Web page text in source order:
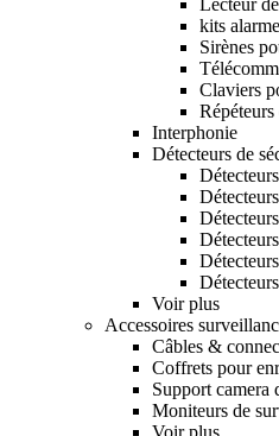
kits
Sirènes
Claviers
Interphonie
Détecteurs de
Voir plus
Accessoires
Câbles &
Coffrets pour
Support camera
Moniteurs de
Voir plus